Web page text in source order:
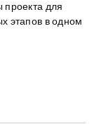
проекта для
этапов в одном